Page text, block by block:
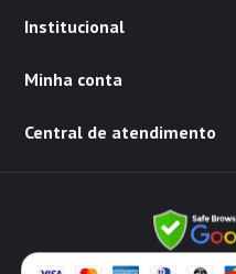
Institucional
Minha conta
Central de atendimento